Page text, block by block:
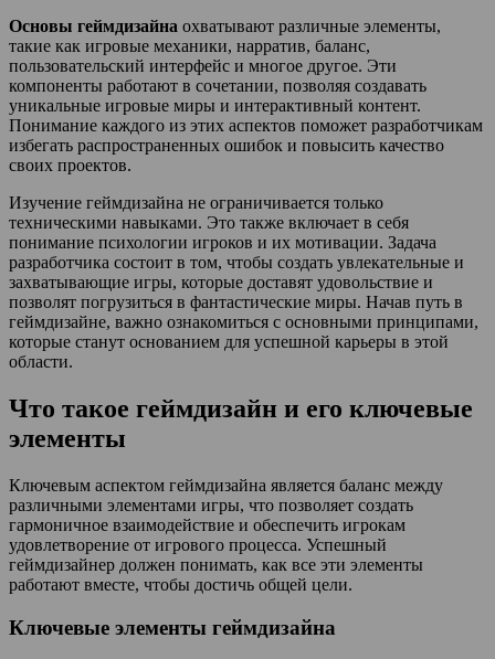
Основы геймдизайна охватывают различные элементы,
такие как игровые механики, нарратив, баланс,
пользовательский интерфейс и многое другое. Эти
компоненты работают в сочетании, позволяя создавать
уникальные игровые миры и интерактивный контент.
Понимание каждого из этих аспектов поможет разработчикам
избегать распространенных ошибок и повысить качество
своих проектов.
Изучение геймдизайна не ограничивается только
техническими навыками. Это также включает в себя
понимание психологии игроков и их мотивации. Задача
разработчика состоит в том, чтобы создать увлекательные и
захватывающие игры, которые доставят удовольствие и
позволят погрузиться в фантастические миры. Начав путь в
геймдизайне, важно ознакомиться с основными принципами,
которые станут основанием для успешной карьеры в этой
области.
Что такое геймдизайн и его ключевые
элементы
Ключевым аспектом геймдизайна является баланс между
различными элементами игры, что позволяет создать
гармоничное взаимодействие и обеспечить игрокам
удовлетворение от игрового процесса. Успешный
геймдизайнер должен понимать, как все эти элементы
работают вместе, чтобы достичь общей цели.
Ключевые элементы геймдизайна